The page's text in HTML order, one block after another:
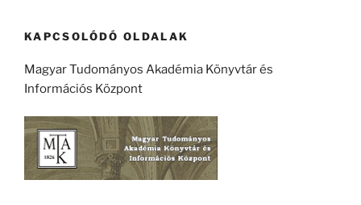
KAPCSOLÓDÓ OLDALAK
Magyar Tudományos Akadémia Könyvtár és
Információs Központ